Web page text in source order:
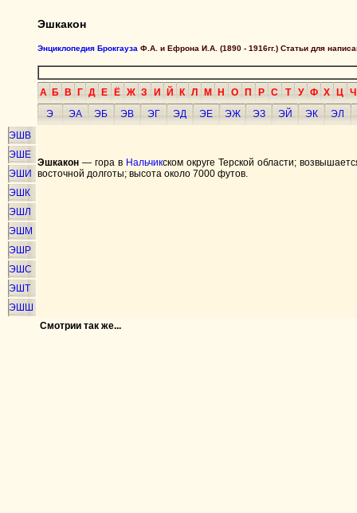
Эшкакон
Энциклопедия Брокгауза Ф.А. и Ефрона И.А. (1890 - 1916гг.) Статьи для
А Б В Г Д Е Ё Ж З И Й К Л М Н О П Р С Т У Ф Х Ц Ч
Э
ЭА ЭБ ЭВ ЭГ ЭД ЭЕ ЭЖ ЭЗ ЭЙ ЭК ЭЛ
ЭШВ
ЭШЕ
ЭШИ
ЭШК
ЭШЛ
ЭШМ
ЭШР
ЭШС
ЭШТ
ЭШШ
Эшкакон — гора в Нальчикском округе Терской области;
восточной долготы; высота около 7000 футов.
Смотрии так же...